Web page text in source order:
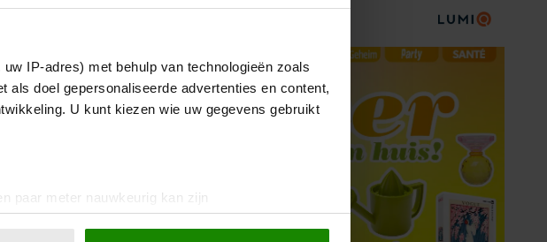
IP-adres) met behulp van technologieën zoals
als doel gepersonaliseerde advertenties en content,
U kunt kiezen wie uw gegevens gebruikt
paar meter nauwkeurig kan zijn
eigenschappen (fingerprinting)